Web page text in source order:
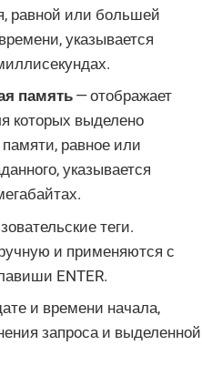
равной или большей
указывается
память— отображает
которых выделено
памяти, равное или
указывается
теги.
и применяются с
ENTER.
и времени начала,
запроса и выделенной